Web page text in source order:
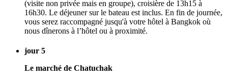
(visite non privée mais en groupe), croisière de 13h15 à
16h30. Le déjeuner sur le bateau est inclus. En fin de journée,
vous serez raccompagné jusqu'à votre hôtel à Bangkok où
nous dînerons à l’hôtel ou à proximité.
jour 5
Le marché de Chatuchak